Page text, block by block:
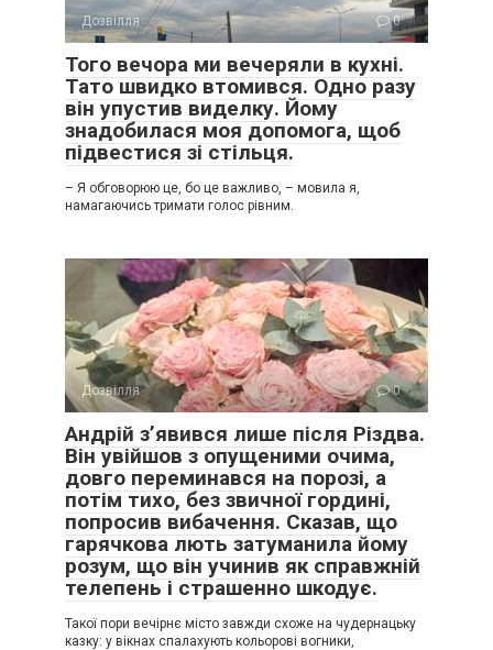
Дозвілля 0
Того вечора ми вечеряли в кухні.
Тато швидко втомився. Одно разу
він упустив виделку. Йому
знадобилася моя допомога, щоб
підвестися зі стільця.
– Я обговорюю це, бо це важливо, – мовила я,
намагаючись тримати голос рівним.
Дозвілля 0
Андрій з’явився лише після Різдва.
Він увійшов з опущеними очима,
довго переминався на порозі, а
потім тихо, без звичної гордині,
попросив вибачення. Сказав, що
гарячкова лють затуманила йому
розум, що він учинив як справжній
телепень і страшенно шкодує.
Такої пори вечірнє місто завжди схоже на чудернацьку
казку: у вікнах спалахують кольорові вогники,